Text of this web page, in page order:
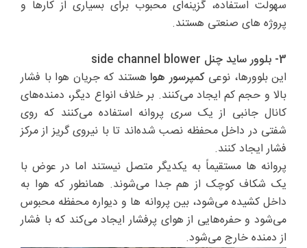
سهولت استفاده، گزینه‌ای محبوب برای بسیاری از کارها و
پروژه های صنعتی هستند.
3- بلوور ساید چنل side channel blower
این بلوورها، نوعیکمپرسور هوا هستند که جریان هوا با فشار
بالا و حجم کم ایجاد می‌کنند. بر خلاف انواع دیگر، دمنده‌های
کانال جانبی از یک سری پروانه استفاده می‌کنند که روی
شفتی در داخل محفظه نصب شده‌اند تا با نیروی گریز از مرکز
فشار ایجاد کنند.
پروانه ها مستقیماً به یکدیگر متصل نیستند اما در عوض با
یک شکاف کوچک از هم جدا می‌شوند. همانطور که هوا به
داخل کشیده می‌شود، بین پروانه ها و دیواره محفظه محبوس
می‌شود و حفره‌هایی از هوای پرفشار ایجاد می‌کند که با فشار
از دمنده خارج می‌شود.